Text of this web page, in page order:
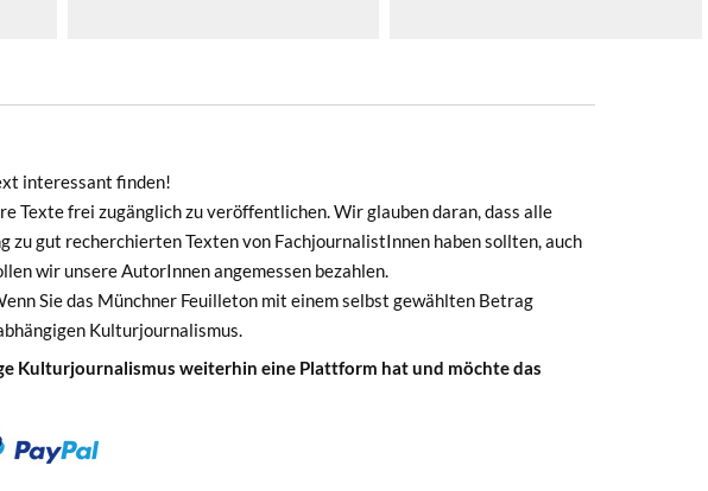
interessant finden!
Texte frei zugänglich zu veröffentlichen. Wir glauben daran, dass alle
zu gut recherchierten Texten von FachjournalistInnen haben sollten, auch
wir unsere AutorInnen angemessen bezahlen.
Sie das Münchner Feuilleton mit einem selbst gewählten Betrag
Kulturjournalismus.
Kulturjournalismus weiterhin eine Plattform hat und möchte das